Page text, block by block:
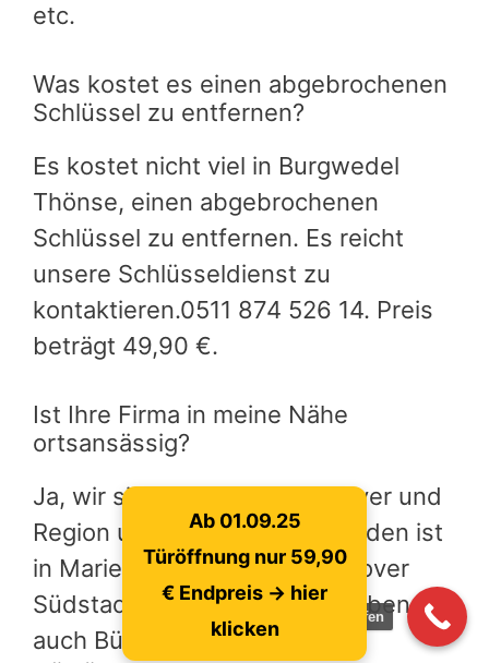
etc.
Was kostet es einen abgebrochenen
Schlüssel zu entfernen?
Es kostet nicht viel in Burgwedel
Thönse, einen abgebrochenen
Schlüssel zu entfernen. Es reicht
unsere Schlüsseldienst zu
kontaktieren.0511 874 526 14. Preis
beträgt 49,90 €.
Ist Ihre Firma in meine Nähe
ortsansässig?
Ja, wir sind in ganzen Hannover und
Region unterwegs. Unsere Laden ist
in Marienstrasse 102 in Hannover
Südstadt und Laatzen. Wir haben
auch Büros in Hemmingen,
jetzt anrufen
Ab 01.09.25
Türöffnung nur 59,90
€ Endpreis -> hier
klicken